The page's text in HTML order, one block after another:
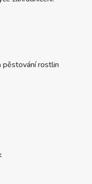
pěstování rostlin